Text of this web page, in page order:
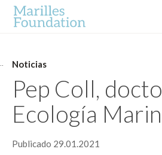
Noticias
Pep Coll,
Ecología
Publicado 29.01.2021